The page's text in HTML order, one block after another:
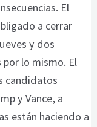
El
a cerrar
y dos
lo mismo. El
candidatos
y Vance, a
están haciendo a